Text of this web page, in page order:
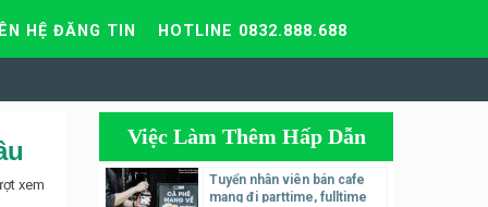
HỆ ĐĂNG TIN HOTLINE 0832.888.688
xem
Việc Làm Thêm Hấp Dẫn
Tuyển nhân viên bán cafe
mang đi parttime, fulltime